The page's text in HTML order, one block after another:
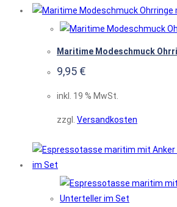
Maritime Modeschmuck
9,95 €
inkl. 19 % MwSt.
zzgl. Versandkosten